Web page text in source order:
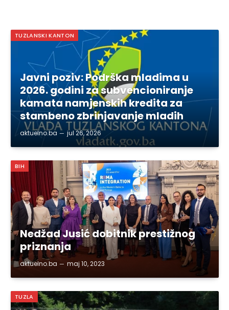
TUZLANSKI KANTON
Javni poziv: Podrška mladima u
2026. godini za subvencioniranje
kamata namjenskih kredita za
stambeno zbrinjavanje mladih
aktuelno.ba jul 26, 2026
BIH
Nedžad Jusić dobitnik prestižnog
priznanja
aktuelno.ba maj 10, 2023
TUZLA